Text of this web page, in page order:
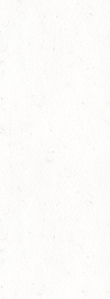
Meister der Ponyreiter